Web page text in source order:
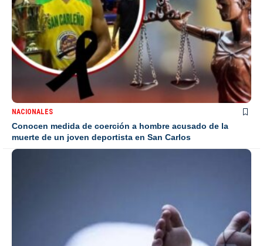
NACIONALES
Conocen medida de coerción a hombre acusado de la
muerte de un joven deportista en San Carlos